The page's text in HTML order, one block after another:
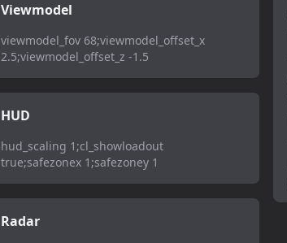
Viewmodel
viewmodel_fov 68;viewmodel_offset_x
2.5;viewmodel_offset_z -1.5
HUD
hud_scaling 1;cl_showloadout
true;safezonex 1;safezoney 1
Radar